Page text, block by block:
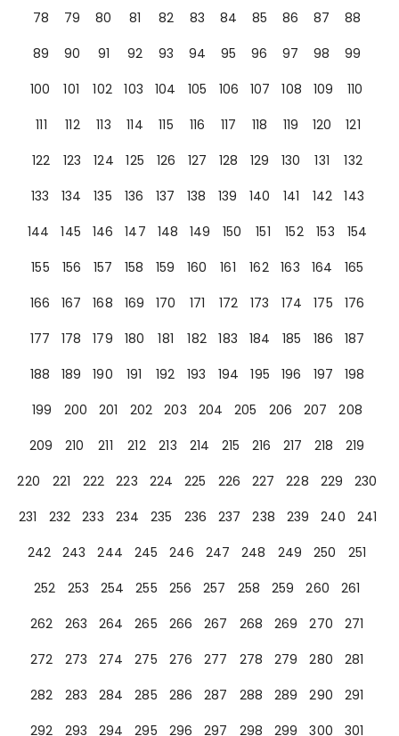
78
79 80 81 82 83 84 85 86 87
88
89
90 91 92 93 94 95 96 97 98
99
100
101 102 103 104 105 106 107 108 109
110
111
112 113 114 115 116 117 118 119 120
121
122
123 124 125 126 127 128 129 130 131
132
133
134 135 136 137 138 139 140 141 142
143
144
145 146 147 148 149 150 151 152 153
154
155
156 157 158 159 160 161 162 163 164
165
166
167 168 169 170 171 172 173 174 175
176
177
178 179 180 181 182 183 184 185 186
187
188
189 190 191 192 193 194 195 196 197
198
199
200 201 202 203 204 205 206 207
208
209
210 211 212 213 214 215 216 217 218
219
220
221 222 223 224 225 226 227 228 229
230
231
232 233 234 235 236 237 238 239 240
241
242
243 244 245 246 247 248 249 250
251
252
253 254 255 256 257 258 259 260
261
262
263 264 265 266 267 268 269 270
271
272
273 274 275 276 277 278 279 280
281
282
283 284 285 286 287 288 289 290
291
292
293 294 295 296 297 298 299 300 301